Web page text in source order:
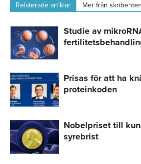
Relaterade artiklar Mer från skribenten
Studie av
Prisas för att ha
proteinkoden
Nobelpriset till
syrebrist